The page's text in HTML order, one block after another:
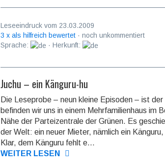
Leseeindruck vom 23.03.2009
3 x als hilfreich bewertet · noch unkommentiert
Sprache:
· Herkunft:
Juchu – ein Känguru-hu
Die Leseprobe – neun kleine Episoden – ist
befinden wir uns in einem Mehrfamilienhaus im
Nähe der Parteizentrale der Grünen. Es
der Welt: ein neuer Mieter, nämlich ein
Klar, dem Känguru fehlt e...
WEITER LESEN